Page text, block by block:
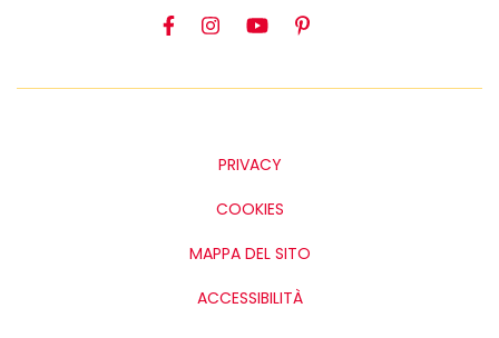
PRIVACY
COOKIES
MAPPA DEL SITO
ACCESSIBILITÀ